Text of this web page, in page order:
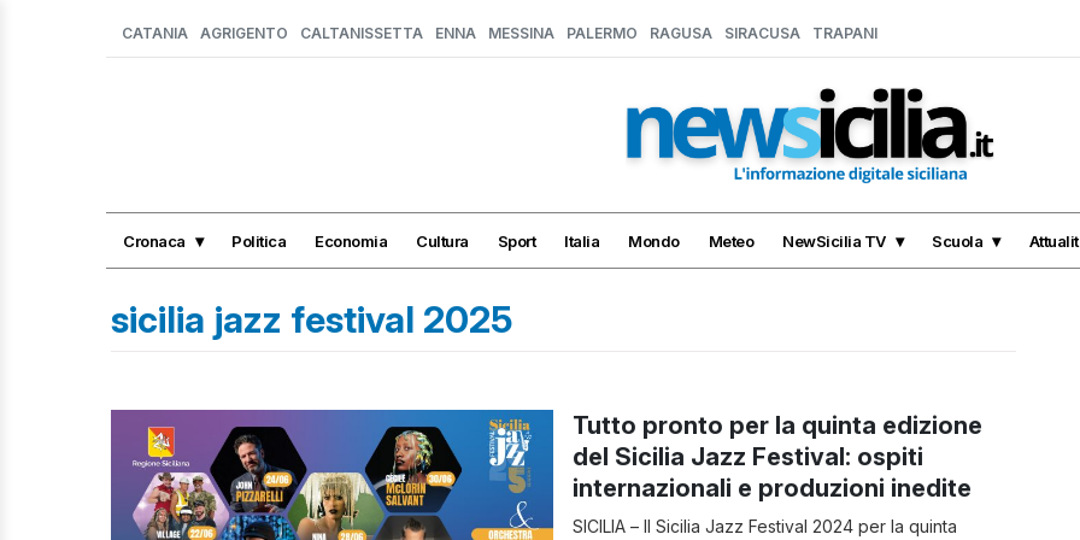
CATANIA AGRIGENTO CALTANISSETTA ENNA MESSINA PALERMO RAGUSA SIRACUSA TRAPANI
Cronaca Politica Economia Cultura Sport Italia Mondo Meteo NewSicilia TV Scuola
sicilia jazz festival 2025
Tutto pronto per la quinta edizione
del Sicilia Jazz Festival: ospiti
internazionali e produzioni inedite
SICILIA – Il Sicilia Jazz Festival 2024 per la quinta